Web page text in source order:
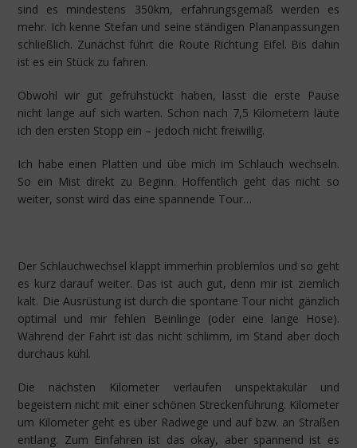
sind es mindestens 350km, erfahrungsgemäß werden es
mehr. Ich kenne Stefan und seine ständigen Plananpassungen
schließlich. Zunächst führt die Route Richtung Eifel. Bis dahin
ist es ein Stück zu fahren.
Obwohl wir gut gefrühstückt haben, lässt die erste Pause
nicht lange auf sich warten. Schon nach 7,5 Kilometern läute
ich den ersten Stopp ein – jedoch nicht freiwillig.
Ich habe einen Platten und übe mich im Schlauch wechseln.
So ein Mist direkt zu Beginn. Hoffentlich geht das nicht so
weiter, sonst wird das eine spannende Tour…
Der Schlauchwechsel klappt immerhin problemlos und so geht
es kurz darauf weiter. Das ist auch gut, denn mir ist ziemlich
kalt. Die Ausrüstung ist durch die spontane Tour nicht gänzlich
optimal und mir fehlen Beinlinge (oder eine lange Hose).
Während der Fahrt ist das nicht schlimm, im Stand aber doch
durchaus kühl.
Die nächsten Kilometer verlaufen unspektakulär und
begeistern nicht mit einer schönen Streckenführung. Kilometer
um Kilometer geht es über Radwege und auf bzw. an Straßen
entlang. Zum Einfahren ist das okay, aber spannend ist es